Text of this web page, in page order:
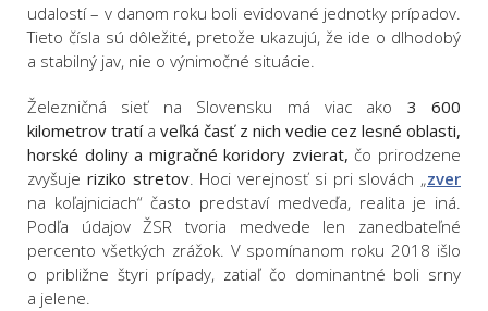
udalostí – v danom roku boli evidované jednotky prípadov.
Tieto čísla sú dôležité, pretože ukazujú, že ide o dlhodobý
a stabilný jav, nie o výnimočné situácie.
Železničná sieť na Slovensku má viac ako 3 600
kilometrov tratí aveľká časť z nich vedie cez lesné oblasti,
horské doliny a migračné koridory zvierat, čo prirodzene
zvyšuje riziko stretov. Hoci verejnosť si pri slovách „zver
na koľajniciach“ často predstaví medveďa, realita je iná.
Podľa údajov ŽSR tvoria medvede len zanedbateľné
percento všetkých zrážok. V spomínanom roku 2018 išlo
o približne štyri prípady, zatiaľ čo dominantné boli srny
a jelene.